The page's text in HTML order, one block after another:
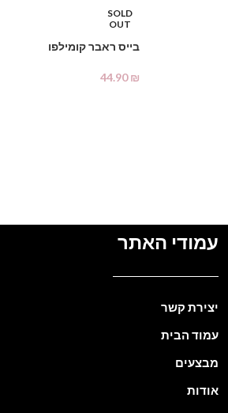
SOLD
OUT
בייס ראבר קומילפו
44.90₪
עמודי האתר
יצירת קשר
עמוד הבית
מבצעים
אודות